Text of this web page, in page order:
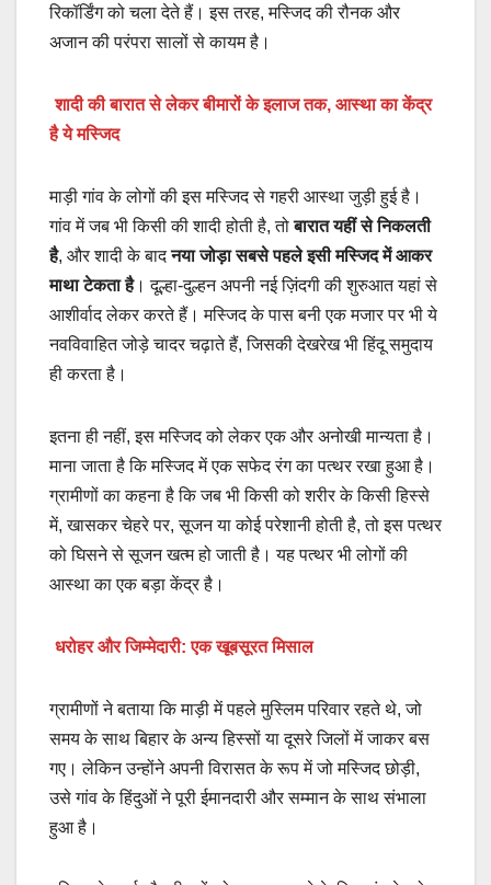
रिकॉर्डिंग को चला देते हैं। इस तरह, मस्जिद की रौनक और
अजान की परंपरा सालों से कायम है।
शादी की बारात से लेकर बीमारों के इलाज तक, आस्था का केंद्र
है ये मस्जिद
माड़ी गांव के लोगों की इस मस्जिद से गहरी आस्था जुड़ी हुई है।
गांव में जब भी किसी की शादी होती है, तोबारात यहीं से निकलती
है, और शादी के बादनया जोड़ा सबसे पहले इसी मस्जिद में आकर
माथा टेकता है। दूल्हा-दुल्हन अपनी नई ज़िंदगी की शुरुआत यहां से
आशीर्वाद लेकर करते हैं। मस्जिद के पास बनी एक मजार पर भी ये
नवविवाहित जोड़े चादर चढ़ाते हैं, जिसकी देखरेख भी हिंदू समुदाय
ही करता है।
इतना ही नहीं, इस मस्जिद को लेकर एक और अनोखी मान्यता है।
माना जाता है कि मस्जिद में एक सफेद रंग का पत्थर रखा हुआ है।
ग्रामीणों का कहना है कि जब भी किसी को शरीर के किसी हिस्से
में, खासकर चेहरे पर, सूजन या कोई परेशानी होती है, तो इस पत्थर
को घिसने से सूजन खत्म हो जाती है। यह पत्थर भी लोगों की
आस्था का एक बड़ा केंद्र है।
धरोहर और जिम्मेदारी: एक खूबसूरत मिसाल
ग्रामीणों ने बताया कि माड़ी में पहले मुस्लिम परिवार रहते थे, जो
समय के साथ बिहार के अन्य हिस्सों या दूसरे जिलों में जाकर बस
गए। लेकिन उन्होंने अपनी विरासत के रूप में जो मस्जिद छोड़ी,
उसे गांव के हिंदुओं ने पूरी ईमानदारी और सम्मान के साथ संभाला
हुआ है।